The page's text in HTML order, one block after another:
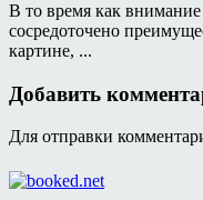
В то время как
сосредоточено
картине, ...
Добавить
Для отправки